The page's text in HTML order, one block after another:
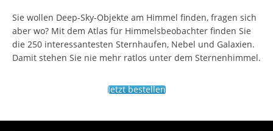
Sie wollen Deep-Sky-Objekte am Himmel finden, fragen sich
aber wo? Mit dem Atlas für Himmelsbeobachter finden Sie
die 250 interessantesten Sternhaufen, Nebel und Galaxien.
Damit stehen Sie nie mehr ratlos unter dem Sternenhimmel.
Jetzt bestellen